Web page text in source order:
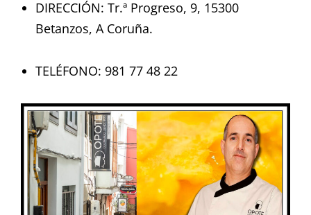
DIRECCIÓN: Tr.ª Progreso, 9, 15300
Betanzos, A Coruña.
TELÉFONO: 981 77 48 22